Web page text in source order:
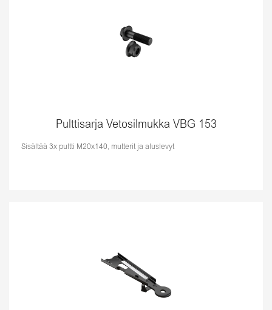
Pulttisarja Vetosilmukka VBG 153
Sisältää 3x pultti M20x140, mutterit ja aluslevyt